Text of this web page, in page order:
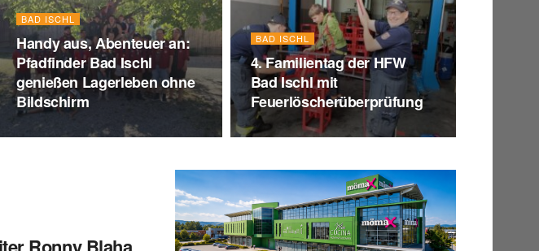
BAD ISCHL
Handy aus, Abenteuer an:
Pfadfinder Bad Ischl
genießen Lagerleben ohne
Bildschirm
BAD ISCHL
4. Familientag der HFW
Bad Ischl mit
Feuerlöscherüberprüfung